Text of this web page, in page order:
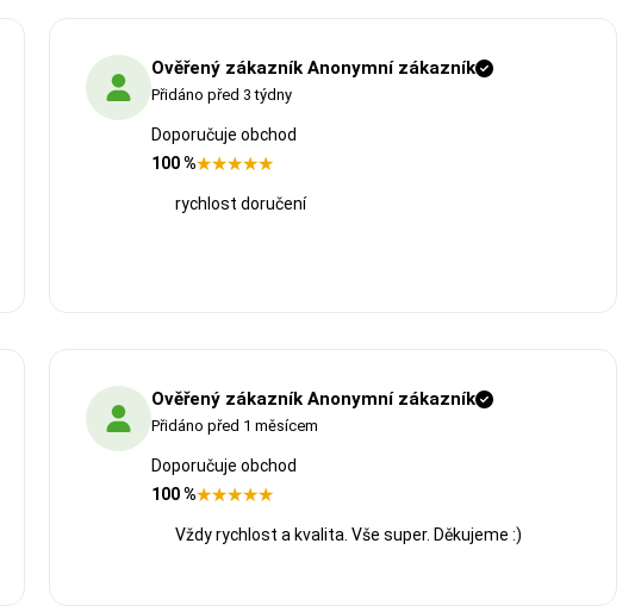
Ověřený zákazník Anonymní zákazník
Přidáno před 3 týdny
Doporučuje obchod
100 %
rychlost doručení
Ověřený zákazník Anonymní zákazník
Přidáno před 1 měsícem
Doporučuje obchod
100 %
Vždy rychlost a kvalita. Vše super. Děkujeme :)